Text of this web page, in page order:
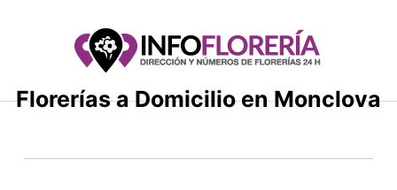
Florerías a Domicilio en Monclova